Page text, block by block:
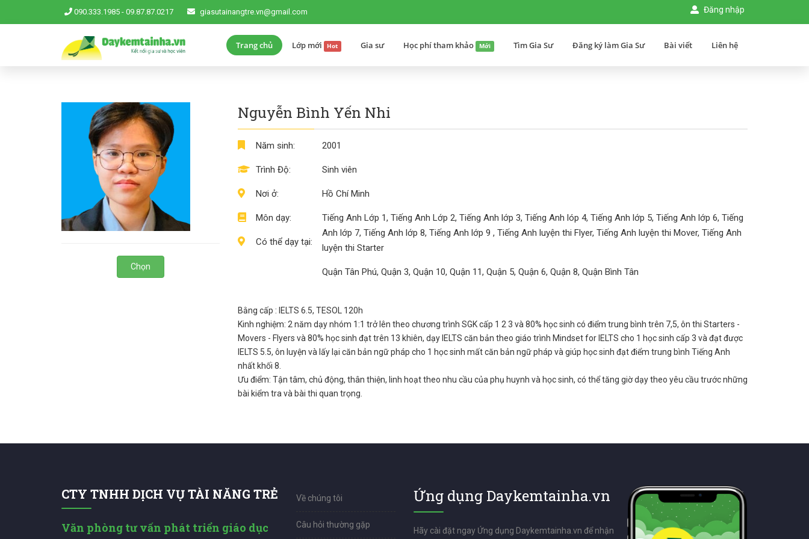
090.333.1985 - 09.87.87.0217 giasutainangtre.vn@gmail.com Đăng nhập
Trang chủ Lớp mới Hot Gia sư Học phí tham khảo Mới Tìm Gia Sư Đăng ký làm Gia Sư Bài viết Liên hệ
Chọn
Nguyễn Bình Yến Nhi
Năm sinh:
Trình Độ:
Nơi ở:
Môn dạy:
Có thể dạy tại:
2001
Sinh viên
Hồ Chí Minh
Tiếng Anh Lớp 1, Tiếng Anh Lớp 2, Tiếng Anh lớp 3, Tiếng Anh lóp 4, Tiếng Anh lớp 5, Tiếng Anh lớp 6, Tiếng
Anh lớp 7, Tiếng Anh lớp 8, Tiếng Anh lớp 9 , Tiếng Anh luyện thi Flyer, Tiếng Anh luyện thi Mover, Tiếng Anh
luyện thi Starter
Quận Tân Phú, Quận 3, Quận 10, Quận 11, Quận 5, Quận 6, Quận 8, Quận Bình Tân
Bằng cấp : IELTS 6.5, TESOL 120h
Kinh nghiệm: 2 năm dạy nhóm 1:1 trở lên theo chương trình SGK cấp 1 2 3 và 80% học sinh có điểm trung bình trên 7,5, ôn thi Starters -
Movers - Flyers và 80% học sinh đạt trên 13 khiên, dạy IELTS căn bản theo giáo trình Mindset for IELTS cho 1 học sinh cấp 3 và đạt được
IELTS 5.5, ôn luyện và lấy lại căn bản ngữ pháp cho 1 học sinh mất căn bản ngữ pháp và giúp học sinh đạt điểm trung bình Tiếng Anh
nhất khối 8.
Ưu điểm: Tận tâm, chủ động, thân thiện, linh hoạt theo nhu cầu của phụ huynh và học sinh, có thể tăng giờ dạy theo yêu cầu trước những
bài kiểm tra và bài thi quan trọng.
CTY TNHH DỊCH VỤ TÀI NĂNG TRẺ
Văn phòng tư vấn phát triển giáo dục
Về chúng tôi
Câu hỏi thường gặp
Ứng dụng Daykemtainha.vn
Hãy cài đặt ngay Ứng dụng Daykemtainha.vn để nhận